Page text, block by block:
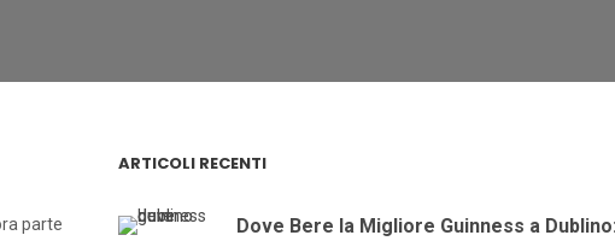
parte
ARTICOLI RECENTI
Dove Bere la Migliore Guinness a